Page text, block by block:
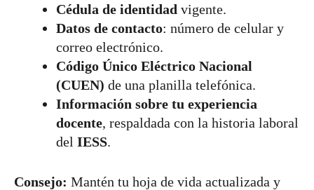
Cédula de identidad vigente.
Datos de contacto: número de celular y
correo electrónico.
Código Único Eléctrico Nacional
(CUEN) de una planilla telefónica.
Información sobre tu experiencia
docente, respaldada con la historia laboral
del IESS.
Consejo: Mantén tu hoja de vida actualizada y